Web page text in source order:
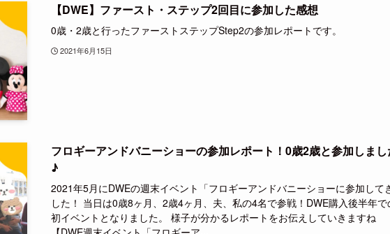
【DWE】ファースト・ステップ2回目に参加した感想
0歳・2歳と行ったファーストステップStep2の参加レポートです。
2021年6月15日
フロギーアンドバニーショーの参加レポート！0歳2歳と参加しまし
♪
2021年5月にDWEの週末イベント「フロギーアンドバニーショーに参加して
した！ 当日は0歳8ヶ月、2歳4ヶ月、夫、私の4名で参戦！DWE購入後半年で
初イベントとなりました。 様子が分かるレポートをお伝えしていきますね